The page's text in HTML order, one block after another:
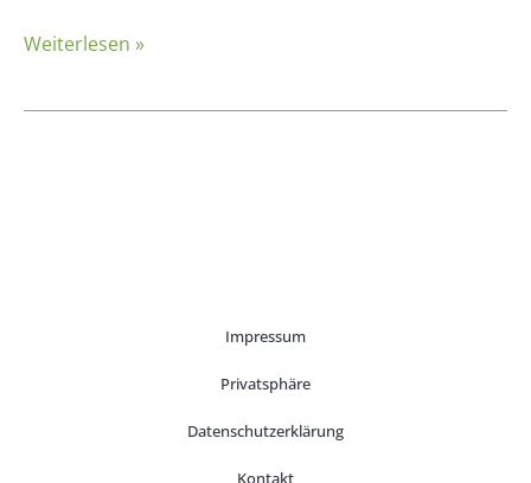
torfreduzierten
Weiterlesen »
Impressum
Privatsphäre
Datenschutzerklärung
Kontakt